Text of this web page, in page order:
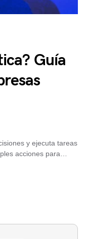
Guía
y ejecuta tareas
acciones para…